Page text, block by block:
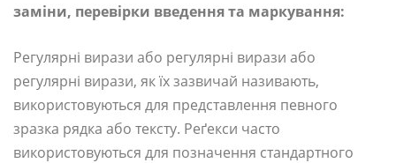
заміни, перевірки введення та маркування:
Регулярні вирази або регулярні вирази або
регулярні вирази, як їх зазвичай називають,
використовуються для представлення певного
зразка рядка або тексту. Реґекси часто
використовуються для позначення стандартного